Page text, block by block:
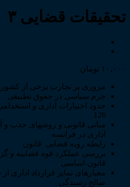
تحقیقات قضایی ۳
۱۰,۰۰۰ تومان
مروری بر تجارب برخی از
جرم سیاسی در حقوق تطبیقی
حدود اختیارات اداری و
126
مبانی قانونی و روشهای جذب
اداری در فرانسه
رابطه رویه قضایی قانون
قانون اساسی
معیارهای تمایز قرارداد اداری
صالح رسیدگی